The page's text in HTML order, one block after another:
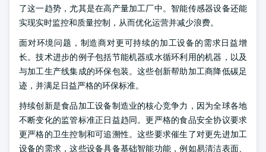
了这一趋势，尤其是在高产量加工厂中。智能传感器设备还能
实现实时监控和质量控制，从而优化运营并减少浪费。
面对环境问题，制造商对更可持续的加工设备的需求日益增
长。技术进步的例子包括节能机器或水循环利用的机器，以及
与加工生产线集成的环保包装。这些创新帮助加工商降低碳足
迹，并满足日益严格的环保标准。
持续创新是食品加工设备制造业的核心竞争力，因为全球各地
不断变化的监管标准正日益趋同。更严格的食品安全协议要求
更严格的卫生控制和可追溯性。这些要求催生了对更先进加工
设备的需求，这些设备具备基础智能功能，例如易清洁表面、